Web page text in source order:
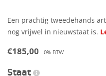
Een prachtig tweedehands
nog vrijwel in nieuwstaat is.
€185,00 0% BTW
Staat